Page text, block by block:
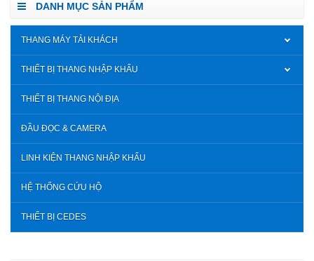
DANH MỤC SẢN PHẨM
THANG MÁY TẢI KHÁCH
THIẾT BỊ THANG NHẬP KHẨU
THIẾT BỊ THANG NỘI ĐỊA
ĐẦU ĐỌC & CAMERA
LINH KIỆN THANG NHẬP KHẨU
HỆ THỐNG CỨU HỘ
THIẾT BỊ CEDES